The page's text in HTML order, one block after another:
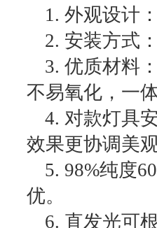
1. 外观设计
2. 安装方式
3. 优质材料
不易氧化，一
4. 对款灯具
效果更协调美
5. 98%纯度
优。
6. 直发光可